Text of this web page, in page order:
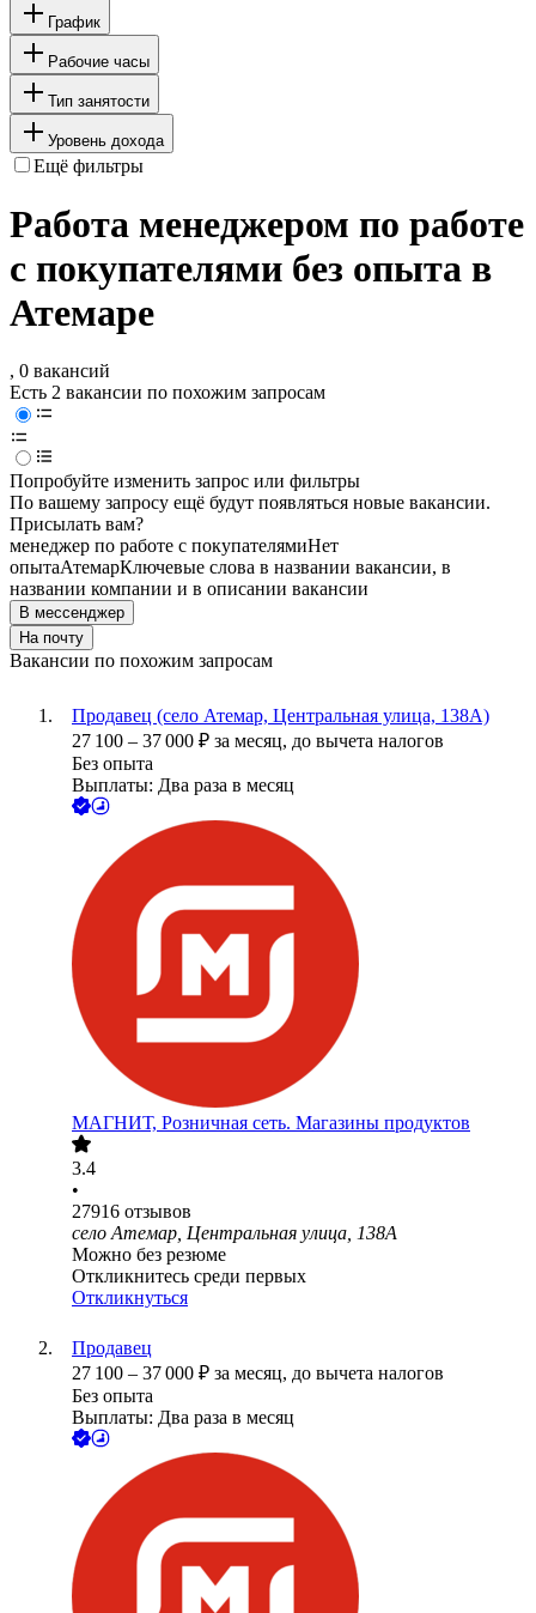
График
Рабочие часы
Тип занятости
Уровень дохода
Ещё фильтры
Работа менеджером по работе
с покупателями без опыта в
Атемаре
, 0 вакансий
Есть 2 вакансии по похожим запросам
Попробуйте изменить запрос или фильтры
По вашему запросу ещё будут появляться новые вакансии.
Присылать вам?
менеджер по работе с покупателямиНет
опытаАтемарКлючевые слова в названии вакансии, в
названии компании и в описании вакансии
В мессенджер
На почту
Вакансии по похожим запросам
Продавец (село Атемар, Центральная улица, 138А)
27 100 – 37 000 ₽ за месяц, до вычета налогов
Без опыта
Выплаты: Два раза в месяц
МАГНИТ, Розничная сеть. Магазины продуктов
3.4
•
27916 отзывов
село Атемар, Центральная улица, 138А
Можно без резюме
Откликнитесь среди первых
Откликнуться
Продавец
27 100 – 37 000 ₽ за месяц, до вычета налогов
Без опыта
Выплаты: Два раза в месяц